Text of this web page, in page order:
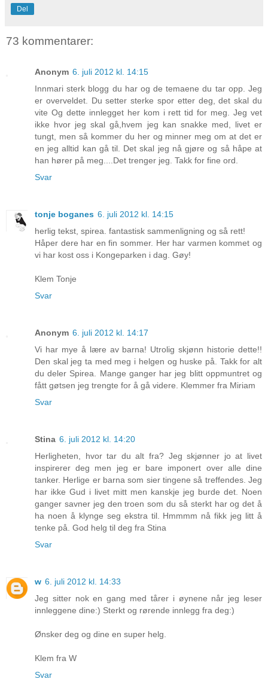
Del
73 kommentarer:
Anonym 6. juli 2012 kl. 14:15
Innmari sterk blogg du har og de temaene du tar opp. Jeg
er overveldet. Du setter sterke spor etter deg, det skal du
vite Og dette innlegget her kom i rett tid for meg. Jeg vet
ikke hvor jeg skal gå,hvem jeg kan snakke med, livet er
tungt, men så kommer du her og minner meg om at det er
en jeg alltid kan gå til. Det skal jeg nå gjøre og så håpe at
han hører på meg....Det trenger jeg. Takk for fine ord.
Svar
tonje boganes 6. juli 2012 kl. 14:15
herlig tekst, spirea. fantastisk sammenligning og så rett!
Håper dere har en fin sommer. Her har varmen kommet og
vi har kost oss i Kongeparken i dag. Gøy!
Klem Tonje
Svar
Anonym 6. juli 2012 kl. 14:17
Vi har mye å lære av barna! Utrolig skjønn historie dette!!
Den skal jeg ta med meg i helgen og huske på. Takk for alt
du deler Spirea. Mange ganger har jeg blitt oppmuntret og
fått gøtsen jeg trengte for å gå videre. Klemmer fra Miriam
Svar
Stina 6. juli 2012 kl. 14:20
Herligheten, hvor tar du alt fra? Jeg skjønner jo at livet
inspirerer deg men jeg er bare imponert over alle dine
tanker. Herlige er barna som sier tingene så treffendes. Jeg
har ikke Gud i livet mitt men kanskje jeg burde det. Noen
ganger savner jeg den troen som du så sterkt har og det å
ha noen å klynge seg ekstra til. Hmmmm nå fikk jeg litt å
tenke på. God helg til deg fra Stina
Svar
w 6. juli 2012 kl. 14:33
Jeg sitter nok en gang med tårer i øynene når jeg leser
innleggene dine:) Sterkt og rørende innlegg fra deg:)
Ønsker deg og dine en super helg.
Klem fra W
Svar